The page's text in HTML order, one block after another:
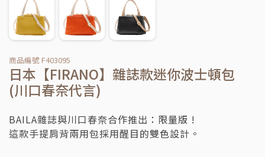
商品編號 F403095
日本【FIRANO】雜誌款迷你波士頓包
(川口春奈代言)
BAILA雜誌與川口春奈合作推出：限量版 !
這款手提肩背兩用包採用醒目的雙色設計。